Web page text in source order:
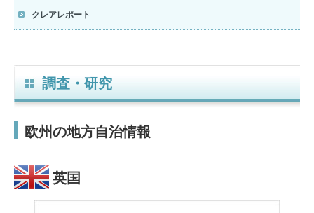
クレアレポート
調査・研究
欧州の地方自治情報
英国